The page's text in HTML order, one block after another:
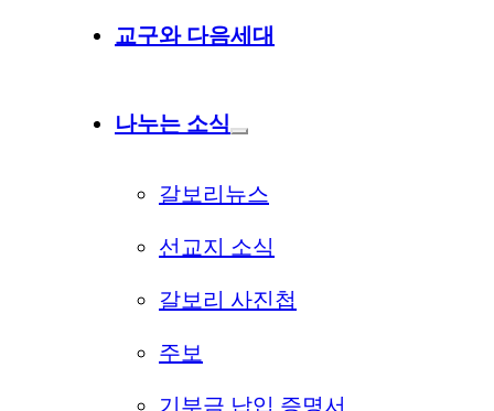
교구와 다음세대
나누는 소식
갈보리뉴스
선교지 소식
갈보리 사진첩
주보
기부금 납입 증명서